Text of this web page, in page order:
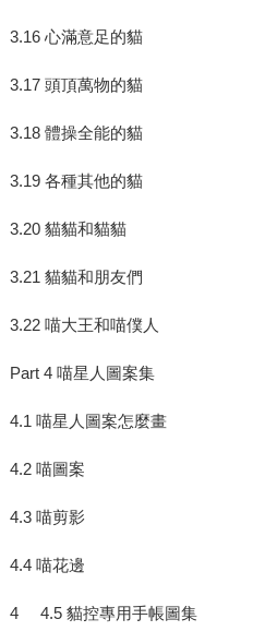
3.16 心滿意足的貓
3.17 頭頂萬物的貓
3.18 體操全能的貓
3.19 各種其他的貓
3.20 貓貓和貓貓
3.21 貓貓和朋友們
3.22 喵大王和喵僕人
Part 4 喵星人圖案集
4.1 喵星人圖案怎麼畫
4.2 喵圖案
4.3 喵剪影
4.4 喵花邊
4 4.5 貓控專用手帳圖集